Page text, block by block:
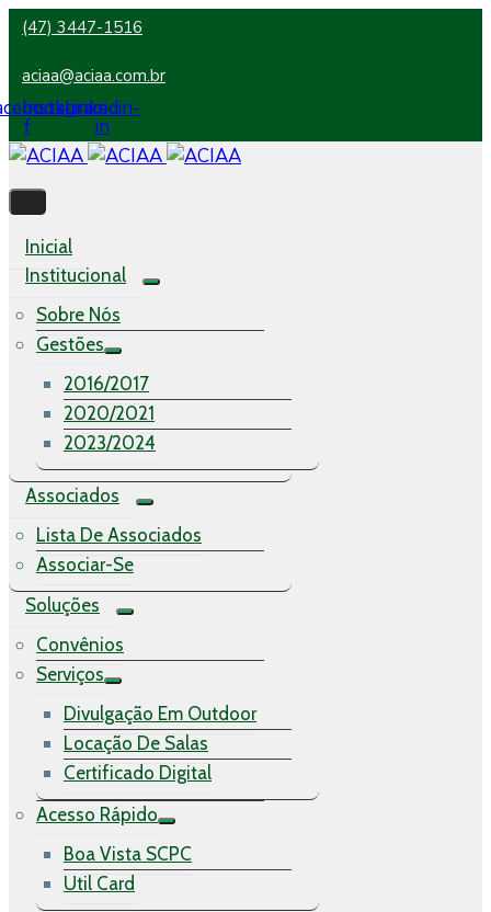
(47) 3447-1516
aciaa@aciaa.com.br
f
Instagram
Linkedin-
in
Inicial
Institucional
Sobre Nós
Gestões
2016/2017
2020/2021
2023/2024
Associados
Lista De Associados
Associar-Se
Soluções
Convênios
Serviços
Divulgação Em Outdoor
Locação De Salas
Certificado Digital
Acesso Rápido
Boa Vista SCPC
Util Card